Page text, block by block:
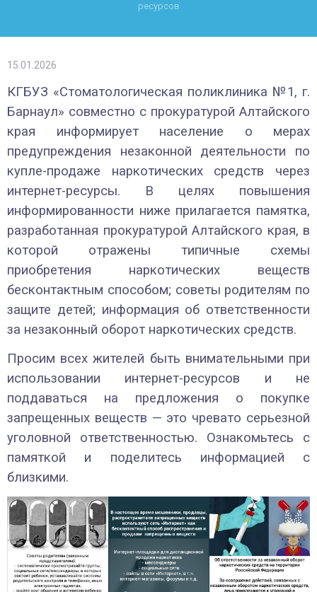
ресурсов
15.01.2026
КГБУЗ «Стоматологическая поликлиника №1, г.
Барнаул» совместно с прокуратурой Алтайского
края информирует население о мерах
предупреждения незаконной деятельности по
купле-продаже наркотических средств через
интернет-ресурсы. В целях повышения
информированности ниже прилагается памятка,
разработанная прокуратурой Алтайского края, в
которой отражены типичные схемы
приобретения наркотических веществ
бесконтактным способом; советы родителям по
защите детей; информация об ответственности
за незаконный оборот наркотических средств.
Просим всех жителей быть внимательными при
использовании интернет-ресурсов и не
поддаваться на предложения о покупке
запрещенных веществ — это чревато серьезной
уголовной ответственностью. Ознакомьтесь с
памяткой и поделитесь информацией с
близкими.